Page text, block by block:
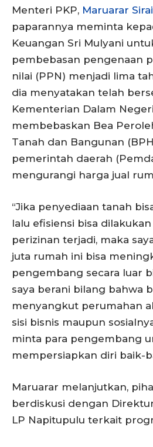
Menteri PKP, Maruarar
paparannya meminta
Keuangan Sri Mulyani
pembebasan pengenaan
nilai (PPN) menjadi lima
dia menyatakan telah
Kementerian Dalam
membebaskan Bea
Tanah dan Bangunan
pemerintah daerah
mengurangi harga jual
“Jika penyediaan tanah
lalu efisiensi bisa
perizinan terjadi, maka
juta rumah ini bisa
pengembang secara luar
saya berani bilang bahwa
menyangkut perumahan
sisi bisnis maupun
minta para pengembang
mempersiapkan diri baik-
Maruarar melanjutkan,
berdiskusi dengan
LP Napitupulu terkait